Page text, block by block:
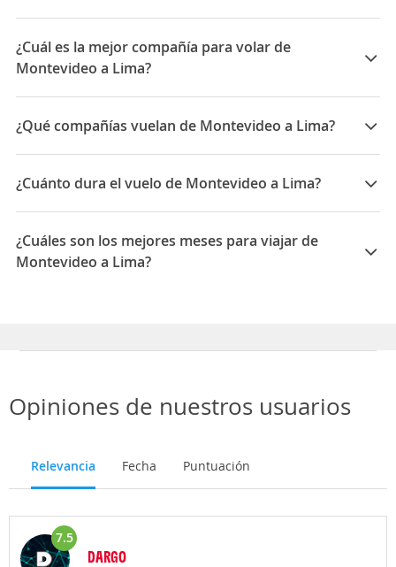
¿Cuál es la mejor compañía para volar de
Montevideo a Lima?
Las mejores compañías para viajar entre Montevideo y
Lima son: LATAM Airlines, Avianca
¿Qué compañías vuelan de Montevideo a Lima?
Las compañías que vuelan de Montevideo a Lima son:
LATAM Airlines, Avianca
¿Cuánto dura el vuelo de Montevideo a Lima?
La duración media para viajar entre Montevideo y
Lima es 05:08
¿Cuáles son los mejores meses para viajar de
Montevideo a Lima?
Opiniones de nuestros usuarios
Relevancia Fecha Puntuación
7.5
DARGO